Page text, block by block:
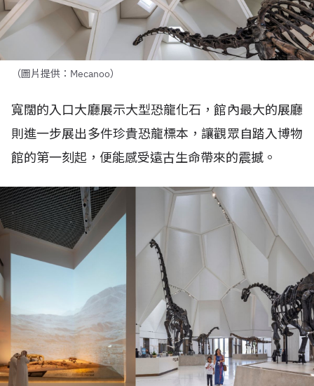
（圖片提供：Mecanoo）
寬闊的入口大廳展示大型恐龍化石，館內最大的展廳
則進一步展出多件珍貴恐龍標本，讓觀眾自踏入博物
館的第一刻起，便能感受遠古生命帶來的震撼。